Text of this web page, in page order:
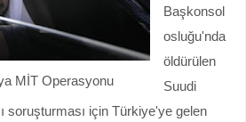
MİT Operasyonu
Başkonsol
osluğu'nda
öldürülen
Suudi
soruşturması için Türkiye'ye gelen